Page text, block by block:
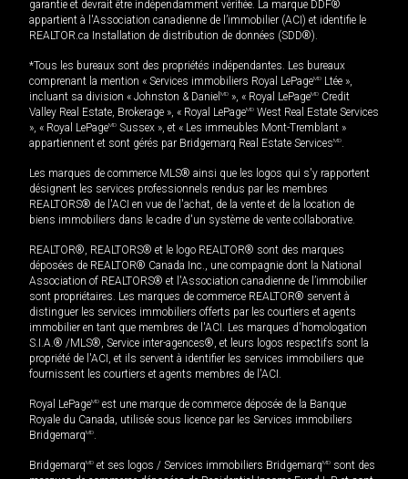
garantie et devrait être indépendamment vérifiée. La marque DDF®
appartient à l'Association canadienne de l’immobilier (ACI) et identifie le
REALTOR.ca Installation de distribution de données (SDD®).
*Tous les bureaux sont des propriétés indépendantes. Les bureaux
comprenant la mention « Services immobiliers Royal LePageMD Ltée »,
incluant sa division « Johnston & Daniel MD », « Royal LePageMD Credit
Valley Real Estate, Brokerage », « Royal LePageMD West Real Estate Services
», « Royal LePageMD Sussex », et « Les immeubles Mont-Tremblant »
appartiennent et sont gérés par Bridgemarq Real Estate ServicesMD.
Les marques de commerce MLS® ainsi que les logos qui s'y rapportent
désignent les services professionnels rendus par les membres
REALTORS® de l'ACI en vue de l'achat, de la vente et de la location de
biens immobiliers dans le cadre d'un système de vente collaborative.
REALTOR®, REALTORS® et le logo REALTOR® sont des marques
déposées de REALTOR® Canada Inc., une compagnie dont la National
Association of REALTORS® et l'Association canadienne de l’immobilier
sont propriétaires. Les marques de commerce REALTOR® servent à
distinguer les services immobiliers offerts par les courtiers et agents
immobilier en tant que membres de l'ACI. Les marques d'homologation
S.I.A.® /MLS®, Service inter-agences®, et leurs logos respectifs sont la
propriété de l'ACI, et ils servent à identifier les services immobiliers que
fournissent les courtiers et agents membres de l'ACI.
Royal LePageMD est une marque de commerce déposée de la Banque
Royale du Canada, utilisée sous licence par les Services immobiliers
BridgemarqMD.
BridgemarqMD et ses logos / Services immobiliers BridgemarqMD sont des